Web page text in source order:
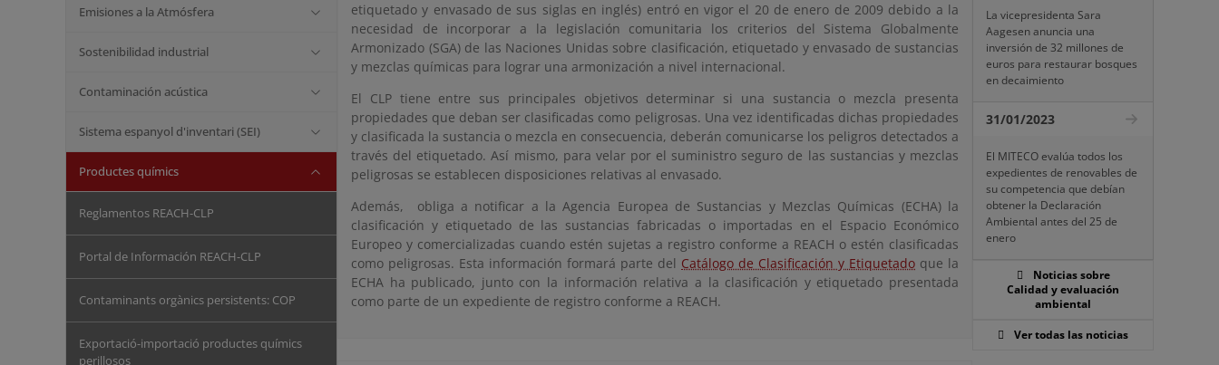
Emisiones a la Atmósfera
Sostenibilidad industrial
Contaminación acústica
Sistema espanyol d'inventari (SEI)
Productes químics
Reglamentos REACH-CLP
Portal de Información REACH-CLP
Contaminants orgànics persistents: COP
Exportació-importació productes químics
perillosos
etiquetado y envasado de sus siglas en inglés) entró en vigor el 20 de enero de 2009 debido a la
necesidad de incorporar a la legislación comunitaria los criterios del Sistema Globalmente
Armonizado (SGA) de las Naciones Unidas sobre clasificación, etiquetado y envasado de sustancias
y mezclas químicas para lograr una armonización a nivel internacional.
El CLP tiene entre sus principales objetivos determinar si una sustancia o mezcla presenta
propiedades que deban ser clasificadas como peligrosas. Una vez identificadas dichas propiedades
y clasificada la sustancia o mezcla en consecuencia, deberán comunicarse los peligros detectados a
través del etiquetado. Así mismo, para velar por el suministro seguro de las sustancias y mezclas
peligrosas se establecen disposiciones relativas al envasado.
Además, obliga a notificar a la Agencia Europea de Sustancias y Mezclas Químicas (ECHA) la
clasificación y etiquetado de las sustancias fabricadas o importadas en el Espacio Económico
Europeo y comercializadas cuando estén sujetas a registro conforme a REACH o estén clasificadas
como peligrosas. Esta información formará parte del Catálogo de Clasificación y Etiquetado que la
ECHA ha publicado, junto con la información relativa a la clasificación y etiquetado presentada
como parte de un expediente de registro conforme a REACH.
La vicepresidenta Sara
Aagesen anuncia una
inversión de 32 millones de
euros para restaurar bosques
en decaimiento
31/01/2023
El MITECO evalúa todos los
expedientes de renovables de
su competencia que debían
obtener la Declaración
Ambiental antes del 25 de
enero
Noticias sobre
Calidad y evaluación
ambiental
Ver todas las noticias